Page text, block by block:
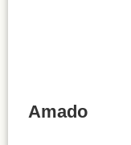
Amado